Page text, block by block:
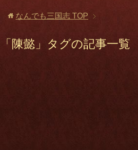
なんでも三国志 TOP
「陳懿」タグの記事一覧